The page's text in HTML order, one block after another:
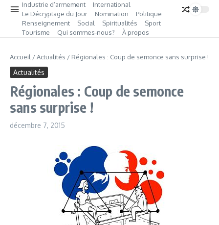
Industrie d’armement
International
Le Décryptage du Jour
Nomination
Politique
Renseignement
Social Spiritualités
Sport
Tourisme
Qui sommes‑nous? À propos
Accueil /Actualités / Régionales : Coup de semonce sans surprise !
Actualités
Régionales : Coup de semonce
sans surprise !
décembre 7, 2015